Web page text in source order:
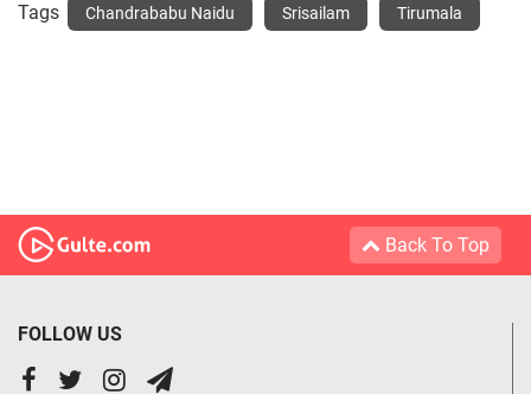
Tags Chandrababu Naidu Srisailam Tirumala
Back To Top
FOLLOW US